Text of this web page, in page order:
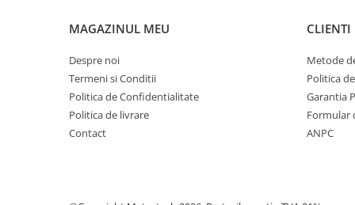
Seturi de lere
Benzi grosime
Roti de masura
MAGAZINUL MEU
Despre noi
Termeni si Conditii
Politica de Confidentialitate
Politica de livrare
Contact
CLIENTI
Metode
Politica
Garantia
Formular
ANPC